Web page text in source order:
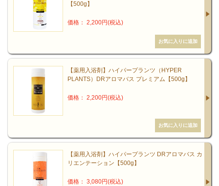
【500g】
価格： 2,200円(税込)
【薬用入浴剤】ハイパープランツ（HYPER
PLANTS）DRアロマバス プレミアム【500g】
価格： 2,200円(税込)
【薬用入浴剤】ハイパープランツ DRアロマバス カ
リエンテーション【500g】
価格： 3,080円(税込)